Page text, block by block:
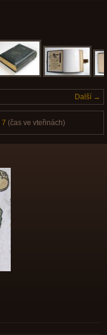
Další →
7 (čas ve vteřinách)